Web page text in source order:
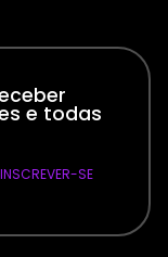
e todas
INSCREVER-SE